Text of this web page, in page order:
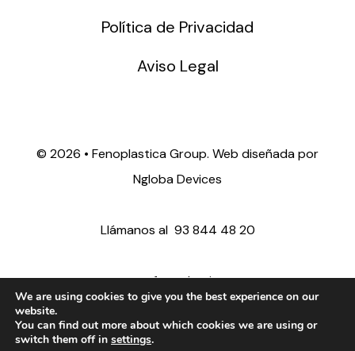
Política de Privacidad
Aviso Legal
© 2026 • Fenoplastica Group. Web diseñada por
Ngloba Devices
Llámanos al 93 844 48 20
ventas@fenoplastica.com
export@fenoplastica.com
We are using cookies to give you the best experience on our
website.
You can find out more about which cookies we are using or
switch them off in settings.